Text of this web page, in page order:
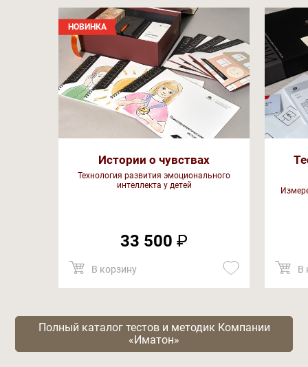
НОВИНКА
Истории о чувствах
Технология развития эмоционального
интеллекта у детей
33 500 ₽
В корзину В
Полный каталог тестов и методик Компании
«Иматон»